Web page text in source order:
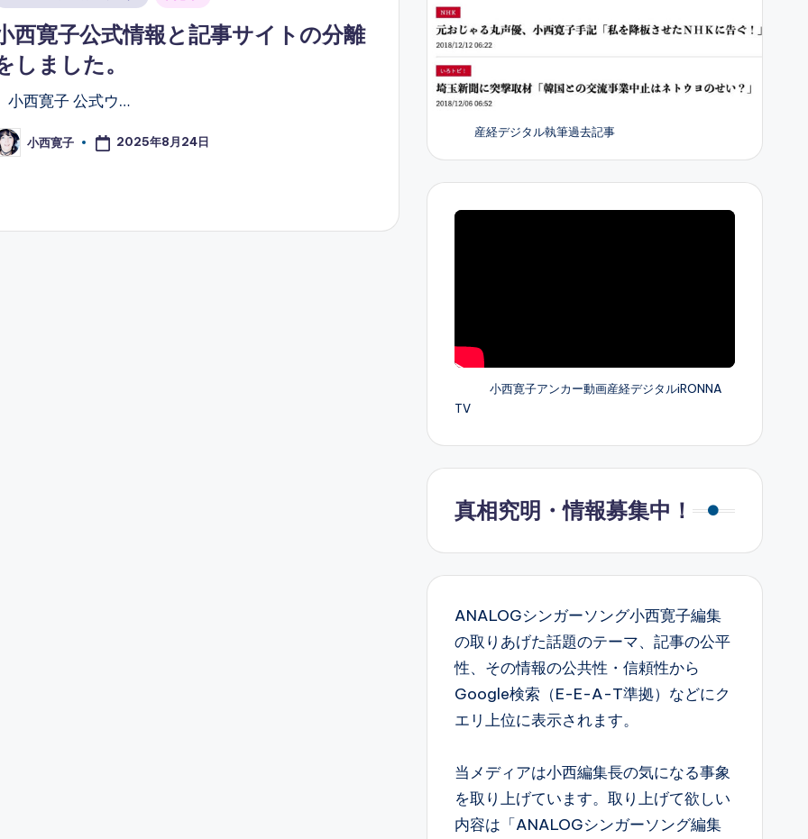
西寛子公式情報と記事サイトの分離
しました。
西寛子 公式ウ…
小西寛子 2025年8月24日
産経デジタル執筆過去記事
小西寛子アンカー動画産経デジタルiRONNA
TV
真相究明・情報募集中！
ANALOGシンガーソング小西寛子編集
の取りあげた話題のテーマ、記事の公平
性、その情報の公共性・信頼性から
Google検索（E-E-A-T準拠）などにク
エリ上位に表示されます。
当メディアは小西編集長の気になる事象
を取り上げています。取り上げて欲しい
内容は「ANALOGシンガーソング編集